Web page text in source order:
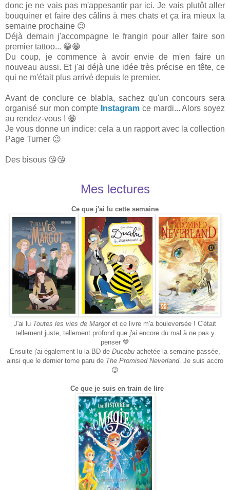
donc je ne vais pas m'appesantir par ici. Je vais plutôt aller
bouquiner et faire des câlins à mes chats et ça ira mieux la
semaine prochaine 😉
Déjà demain j'accompagne le frangin pour aller faire son
premier tattoo... 😁😁
Du coup, je commence à avoir envie de m'en faire un
nouveau aussi. Et j'ai déjà une idée très précise en tête, ce
qui ne m'était plus arrivé depuis le premier.
Avant de conclure ce blabla, sachez qu'un concours sera
organisé sur mon compte Instagram ce mardi... Alors soyez
au rendez-vous ! 😁
Je vous donne un indice: cela a un rapport avec la collection
Page Turner 😉
Des bisous 😘😘
Mes lectures
Ce que j'ai lu cette semaine
J'ai lu Toutes les vies de Margot et ce livre m'a bouleversée ! C'était
tellement juste, tellement profond que j'ai encore du mal à ne pas y
penser 💙
Ensuite j'ai également lu la BD de Ducobu achetée la semaine passée,
ainsi que le dernier tome paru de The Promised Neverland. Je suis accro
😉
Ce que je suis en train de lire